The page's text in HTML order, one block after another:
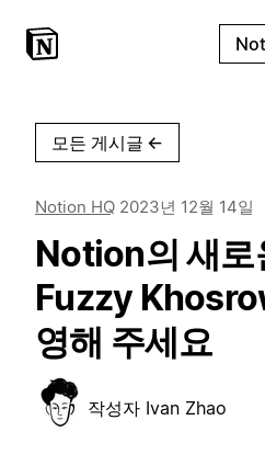
모든 게시글 ←
Notion HQ 2023년 12월 14일
Notion의 새로
Fuzzy
영해 주세요
작성자 Ivan Zhao